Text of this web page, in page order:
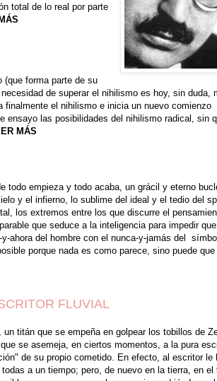
total de lo real por parte
(que forma parte de su
de superar el nihilismo es hoy, sin duda,
finalmente el nihilismo e inicia un nuevo comienzo
las posibilidades del nihilismo radical, sin
MÁS
todo empieza y todo acaba, un grácil y eterno
y el infierno, lo sublime del ideal y el tedio del
los extremos entre los que discurre el
que seduce a la inteligencia para impedir
ahora del hombre con el nunca-y-jamás del
porque nada es como parece, sino puede
FLUVIAL
titán que se empeña en golpear los tobillos de
se asemeja, en ciertos momentos, a la pura
de su propio cometido. En efecto, al escritor le
a un tiempo; pero, de nuevo en la tierra, en el